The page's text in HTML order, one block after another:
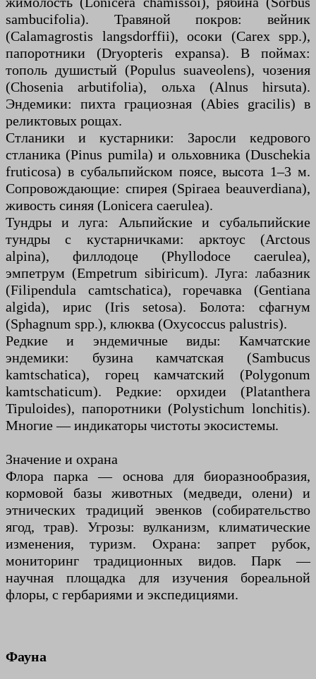
sambucifolia). Травяной покров: вейник
(Calamagrostis langsdorffii), осоки (Carex spp.),
папоротники (Dryopteris expansa). В поймах:
тополь душистый (Populus suaveolens), чозения
(Chosenia arbutifolia), ольха (Alnus hirsuta).
Эндемики: пихта грациозная (Abies gracilis) в
реликтовых рощах.
Стланики и кустарники: Заросли кедрового
стланика (Pinus pumila) и ольховника (Duschekia
fruticosa) в субальпийском поясе, высота 1–3 м.
Сопровождающие: спирея (Spiraea beauverdiana),
живость синяя (Lonicera caerulea).
Тундры и луга: Альпийские и субальпийские
тундры с кустарничками: арктоус (Arctous
alpina), филлодоце (Phyllodoce caerulea),
эмпетрум (Empetrum sibiricum). Луга: лабазник
(Filipendula camtschatica), горечавка (Gentiana
algida), ирис (Iris setosa). Болота: сфагнум
(Sphagnum spp.), клюква (Oxycoccus palustris).
Редкие и эндемичные виды: Камчатские
эндемики: бузина камчатская (Sambucus
kamtschatica), горец камчатский (Polygonum
kamtschaticum). Редкие: орхидеи (Platanthera
Tipuloides), папоротники (Polystichum lonchitis).
Многие — индикаторы чистоты экосистемы.
Значение и охрана
Флора парка — основа для биоразнообразия,
кормовой базы животных (медведи, олени) и
этнических традиций эвенков (собирательство
ягод, трав). Угрозы: вулканизм, климатические
изменения, туризм. Охрана: запрет рубок,
мониторинг традиционных видов. Парк —
научная площадка для изучения бореальной
флоры, с гербариями и экспедициями.
Фауна